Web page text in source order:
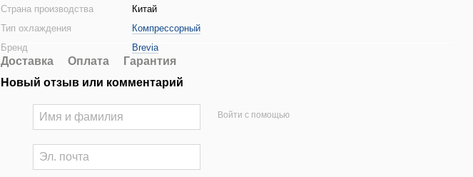
Страна производства
Китай
Тип охлаждения
Компрессорный
Бренд
Brevia
Доставка Оплата
Гарантия
Новый отзыв или комментарий
Войти с помощью